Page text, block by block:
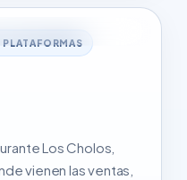
PLATAFORMAS
Los Cholos,
vienen las ventas,